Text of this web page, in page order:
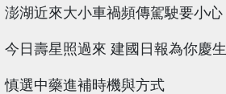
澎湖近來大小車禍頻傳駕駛要小心
今日壽星照過來 建國日報為你慶生
慎選中藥進補時機與方式